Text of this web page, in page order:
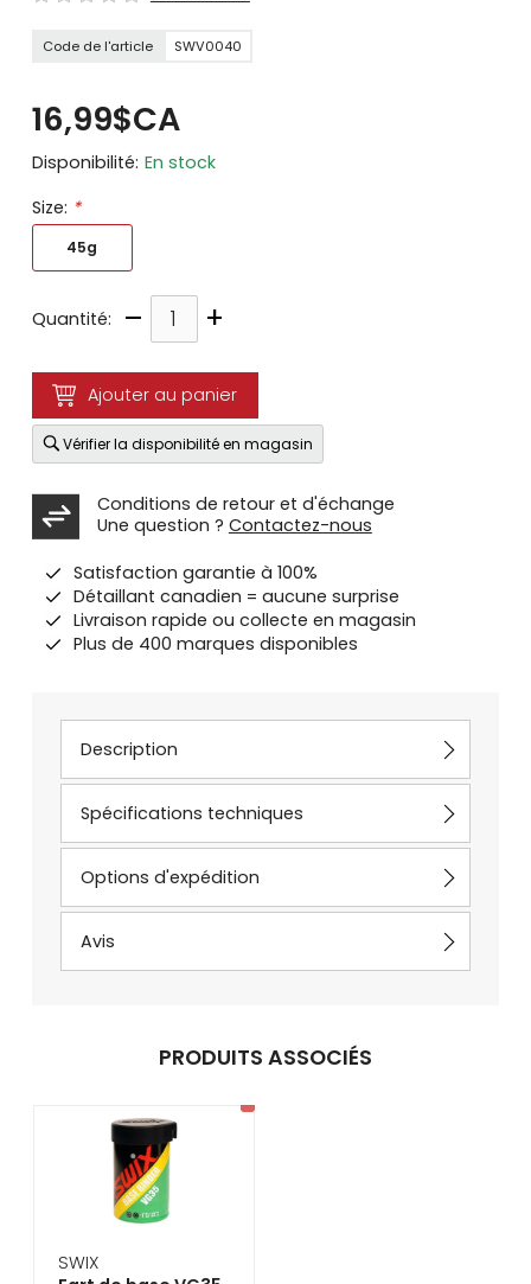
Code de l'article SWV0040
16,99$CA
Disponibilité: En stock
Size: *
45g
Quantité: – +
Ajouter au panier
Vérifier la disponibilité en magasin
Conditions de retour et d'échange
Une question ? Contactez-nous
Satisfaction garantie à 100%
Détaillant canadien = aucune surprise
Livraison rapide ou collecte en magasin
Plus de 400 marques disponibles
Description
Spécifications techniques
Options d'expédition
Avis
PRODUITS ASSOCIÉS
SWIX